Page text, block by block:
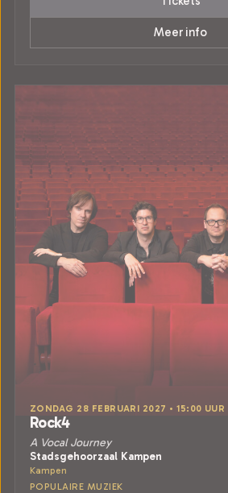
Meer info
ZONDAG 28 FEBRUARI 2027 • 15:00 UUR
Rock4
A Vocal Journey
Stadsgehoorzaal Kampen
Kampen
POPULAIRE MUZIEK